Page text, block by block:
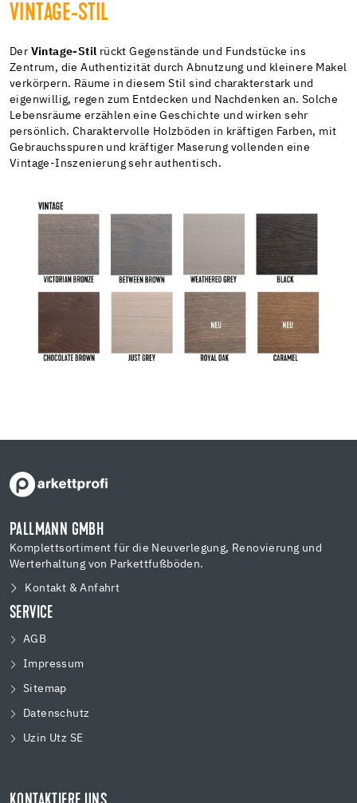
VINTAGE-STIL
Der Vintage-Stil rückt Gegenstände und Fundstücke ins
Zentrum, die Authentizität durch Abnutzung und kleinere Makel
verkörpern. Räume in diesem Stil sind charakterstark und
eigenwillig, regen zum Entdecken und Nachdenken an. Solche
Lebensräume erzählen eine Geschichte und wirken sehr
persönlich. Charaktervolle Holzböden in kräftigen Farben, mit
Gebrauchsspuren und kräftiger Maserung vollenden eine
Vintage-Inszenierung sehr authentisch.
PALLMANN GMBH
Komplettsortiment für die Neuverlegung, Renovierung und
Werterhaltung von Parkettfußböden.
Kontakt & Anfahrt
SERVICE
AGB
Impressum
Sitemap
Datenschutz
Uzin Utz SE